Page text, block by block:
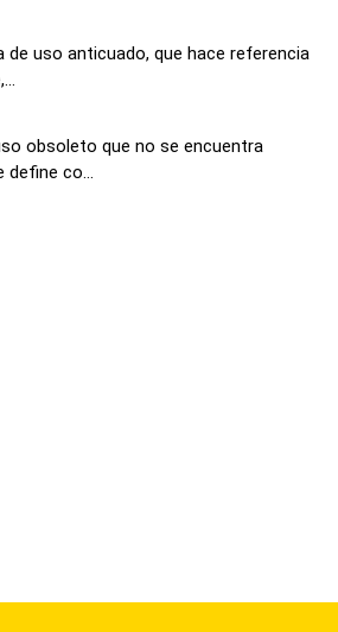
de uso anticuado, que hace referencia
obsoleto que no se encuentra
define co...